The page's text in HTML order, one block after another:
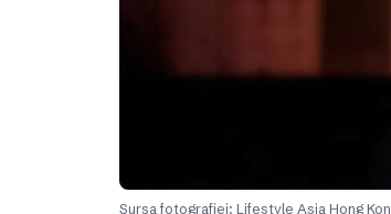
Sursa fotografiei: Lifestyle Asia Hong